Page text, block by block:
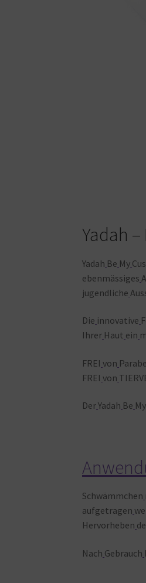
Yadah –
Yadah Be My
ebenmässiges
jugendliche
Die innovative
Ihrer Haut ein
FREI von
FREI von
DerYadah Be My
Schwämmchen
aufgetragen
Hervorheben
Nach Gebrauch